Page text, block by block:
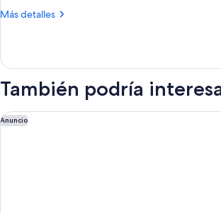
Shower)
con
personas
discapacitadas
In
Más detalles
Más
2
Queen
con
acceso
También podría
Anuncio
The Westin Westminster